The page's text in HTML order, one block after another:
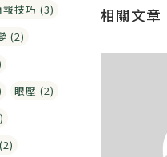
報技巧 (3)
(2)
眼壓 (2)
相關文章